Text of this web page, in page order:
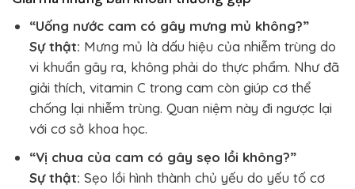
“Uống nước cam có gây mưng mủ không?”
Sự thật: Mưng mủ là dấu hiệu của nhiễm trùng do
vi khuẩn gây ra, không phải do thực phẩm. Như đã
giải thích, vitamin C trong cam còn giúp cơ thể
chống lại nhiễm trùng. Quan niệm này đi ngược lại
với cơ sở khoa học.
“Vị chua của cam có gây sẹo lồi không?”
Sự thật: Sẹo lồi hình thành chủ yếu do yếu tố cơ